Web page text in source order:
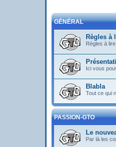
GÉNÉRAL
Règles à
Règles à
Ici vous
Blabla
Tout ce qui
PASSION-GTO
Le
Par là les